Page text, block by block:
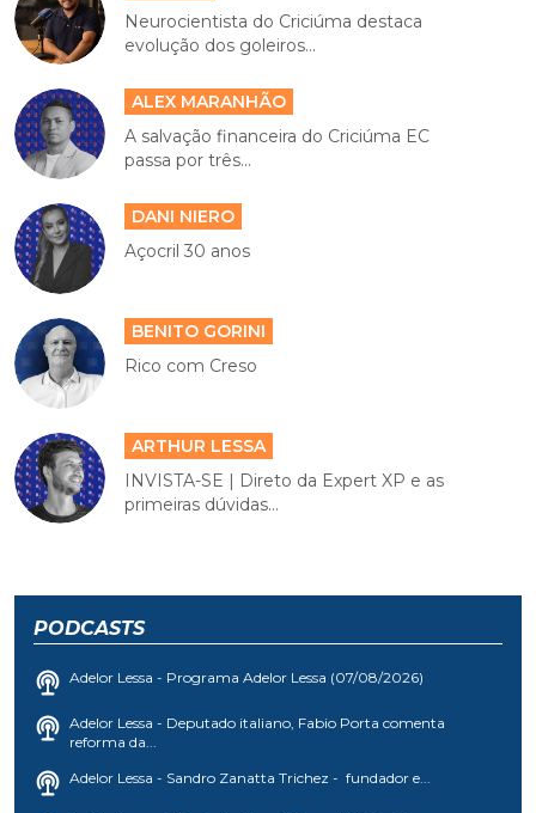
Neurocientista do Criciúma destaca
evolução dos goleiros...
ALEX MARANHÃO
A salvação financeira do Criciúma EC
passa por três...
DANI NIERO
Açocril 30 anos
BENITO GORINI
Rico com Creso
ARTHUR LESSA
INVISTA-SE | Direto da Expert XP e as
primeiras dúvidas...
PODCASTS
Adelor Lessa - Programa Adelor Lessa (07/08/2026)
Adelor Lessa - Deputado italiano, Fabio Porta comenta
reforma da...
Adelor Lessa - Sandro Zanatta Trichez - fundador e...